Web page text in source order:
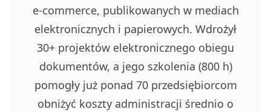
e-commerce, publikowanych w mediach
elektronicznych i papierowych. Wdrożył
30+ projektów elektronicznego obiegu
dokumentów, a jego szkolenia (800 h)
pomogły już ponad 70 przedsiębiorcom
obniżyć koszty administracji średnio o